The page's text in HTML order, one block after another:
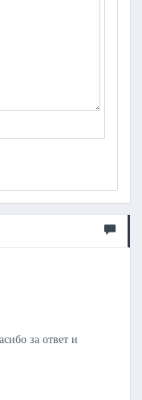
за ответ и